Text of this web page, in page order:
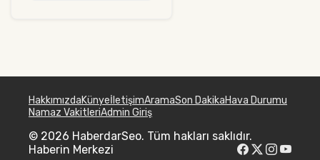
HakkımızdaKünyeİletişimAramaSon DakikaHava Durumu
Namaz VakitleriAdmin Giriş
© 2026 HaberdarSeo. Tüm hakları saklıdır.
Haberin Merkezi